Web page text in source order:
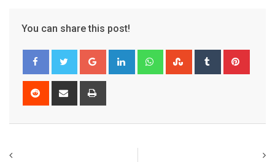
You can share this post!
Google+ LinkedIn WhatsappStumbleUpon
Tumblr
Reddit
Share